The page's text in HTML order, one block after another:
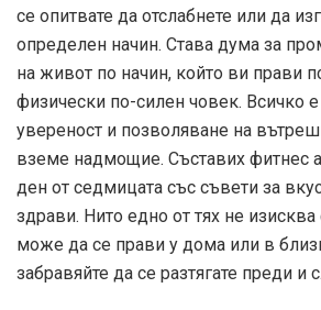
се опитвате да отслабнете или да
определен начин. Става дума за
на живот по начин, който ви прави
физически по-силен човек. Всичко
увереност и позволяване на
вземе надмощие. Съставих фитнес
ден от седмицата със съвети за
здрави. Нито едно от тях не
може да се прави у дома или в
забравяйте да се разтягате преди и